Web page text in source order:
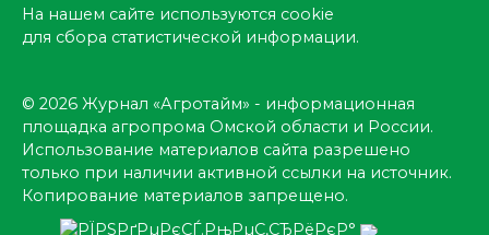
На нашем сайте используются cookie
для сбора статистической информации.
© 2026 Журнал «Агротайм» - информационная
площадка агропрома Омской области и России.
Использование материалов сайта разрешено
только при наличии активной ссылки на источник.
Копирование материалов запрещено.